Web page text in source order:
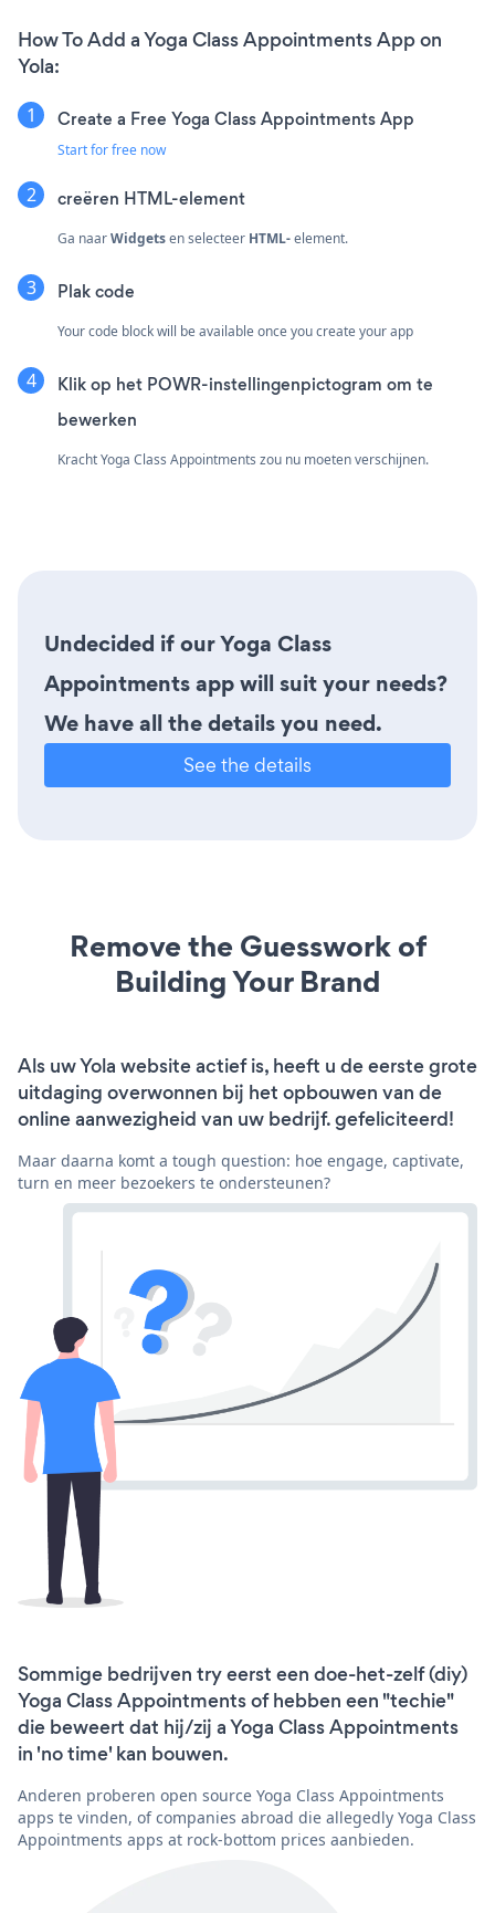
How To Add a Yoga Class Appointments App on
Yola:
Create a Free Yoga Class Appointments App
Start for free now
creëren HTML-element
Ga naarWidgetsen selecteer HTML-element.
Plak code
Your code block will be available once you create your app
Klik op het POWR-instellingenpictogram om te
bewerken
Kracht Yoga Class Appointments zou nu moeten verschijnen.
Undecided if our Yoga Class
Appointments app will suit your needs?
We have all the details you need.
See the details
Remove the Guesswork of
Building Your Brand
Als uw Yola website actief is, heeft u de eerste grote
uitdaging overwonnen bij het opbouwen van de
online aanwezigheid van uw bedrijf. gefeliciteerd!
Maar daarna komt a tough question: hoe engage, captivate,
turn en meer bezoekers te ondersteunen?
Sommige bedrijven try eerst een doe-het-zelf (diy)
Yoga Class Appointments of hebben een "techie"
die beweert dat hij/zij a Yoga Class Appointments
in 'no time' kan bouwen.
Anderen proberen open source Yoga Class Appointments
apps te vinden, of companies abroad die allegedly Yoga Class
Appointments apps at rock-bottom prices aanbieden.